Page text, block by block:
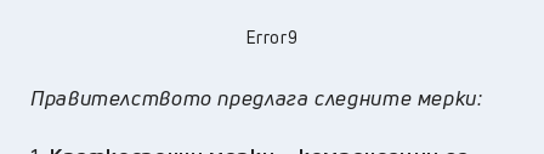
Error9
Правителството предлага следните мерки: